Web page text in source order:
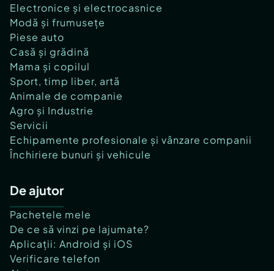
Electronice și electrocasnice
Modă și frumusețe
Piese auto
Casă și grădină
Mama și copilul
Sport, timp liber, artă
Animale de companie
Agro și Industrie
Servicii
Echipamente profesionale și vânzare companii
Închiriere bunuri și vehicule
De ajutor
Pachetele mele
De ce să vinzi pe lajumate?
Aplicații: Android și iOS
Verificare telefon